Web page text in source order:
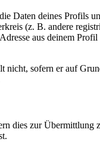
Daten deines
(z. B. andere
aus deinem
sofern er auf
dies zur